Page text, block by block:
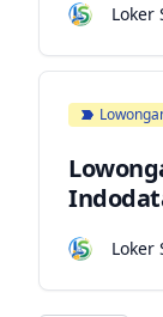
Loker
Loker